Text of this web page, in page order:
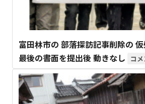
富田林市の 部落探訪記事削除の
最後の書面を提出後 動きなし